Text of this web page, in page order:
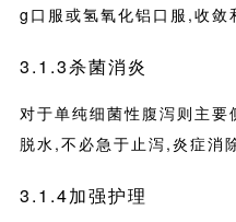
g口服或氢氧化铝口服,收敛
3.1.3杀菌消炎
对于单纯细菌性腹泻则主
脱水,不必急于止泻,炎症消
3.1.4加强护理